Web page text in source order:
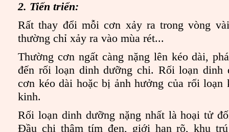
2. Tiến triển:
Rất thay đổi mỗi cơn xảy ra trong vòng
thường chỉ xảy ra vào mùa rét...
Thường cơn ngất càng nặng lên kéo dài,
đến rối loạn dinh dưỡng chi. Rối loạn dinh
cơn kéo dài hoặc bị ảnh hưởng của rối
kinh.
Rối loạn dinh dưỡng nặng nhất là hoại tử
Đầu chi thâm tím đen, giới hạn rõ, khu